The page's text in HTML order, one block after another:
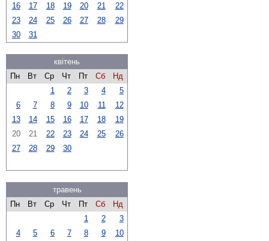
16
17 18 19 20 21
22
23
24 25 26 27 28
29
30
31
квітень
Пн
Вт Ср Чт Пт Сб
Нд
1
2 3 4
5
6
7 8 9 10 11
12
13
14 15 16 17 18
19
20
21 22 23 24 25
26
27
28 29 30
травень
Пн
Вт Ср Чт Пт Сб
Нд
1
2
3
4
5 6 7 8 9
10